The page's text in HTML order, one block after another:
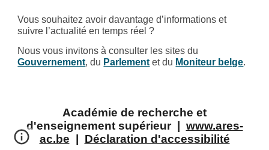
Vous souhaitez avoir davantage d’informations et
suivre l’actualité en temps réel ?
Nous vous invitons à consulter les sites du
Gouvernement, du Parlement et du Moniteur belge.
Académie de recherche et
d'enseignement supérieur | www.ares-
ac.be
Déclaration d'accessibilité